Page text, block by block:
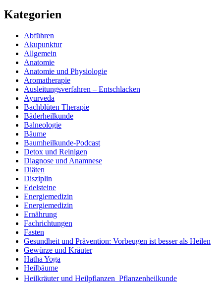
Kategorien
Abführen
Akupunktur
Allgemein
Anatomie
Anatomie und Physiologie
Aromatherapie
Ausleitungsverfahren – Entschlacken
Ayurveda
Bachblüten Therapie
Bäderheilkunde
Balneologie
Bäume
Baumheilkunde-Podcast
Detox und Reinigen
Diagnose und Anamnese
Diäten
Disziplin
Edelsteine
Energiemedizin
Energiemedizin
Ernährung
Fachrichtungen
Fasten
Gesundheit und Prävention: Vorbeugen ist besser als Heilen
Gewürze und Kräuter
Hatha Yoga
Heilbäume
Heilkräuter und Heilpflanzen  Pflanzenheilkunde